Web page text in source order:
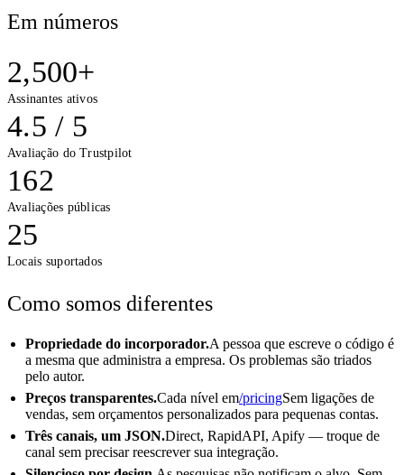
Em números
2,500+
Assinantes ativos
4.5 / 5
Avaliação do Trustpilot
162
Avaliações públicas
25
Locais suportados
Como somos diferentes
Propriedade do incorporador.A pessoa que escreve o código é
a mesma que administra a empresa. Os problemas são triados
pelo autor.
Preços transparentes.Cada nível em/pricingSem ligações de
vendas, sem orçamentos personalizados para pequenas contas.
Três canais, um JSON.Direct, RapidAPI, Apify — troque de
canal sem precisar reescrever sua integração.